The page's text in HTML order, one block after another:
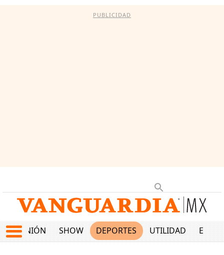
PUBLICIDAD
OPINIÓN SHOW DEPORTES UTILIDAD